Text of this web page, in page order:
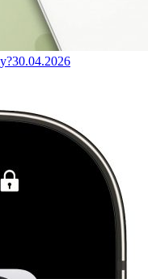
30.04.2026